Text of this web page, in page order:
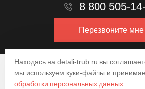
8 800 505-
Перезвоните мне
Находясь на detali-trub.ru вы
мы используем куки-файлы и
обработки персональных данных